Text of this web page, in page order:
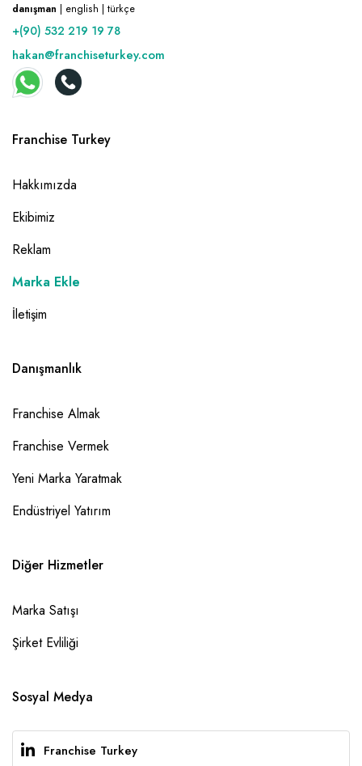
danışman | english | türkçe
+(90) 532 219 19 78
hakan@franchiseturkey.com
Franchise Turkey
Hakkımızda
Ekibimiz
Reklam
Marka Ekle
İletişim
Danışmanlık
Franchise Almak
Franchise Vermek
Yeni Marka Yaratmak
Endüstriyel Yatırım
Diğer Hizmetler
Marka Satışı
Şirket Evliliği
Sosyal Medya
Franchise Turkey